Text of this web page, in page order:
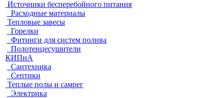
Источники бесперебойного питания
Расходные материалы
Тепловые завесы
Горелки
Фитинги для систем полива
Полотенцесушители
КИПиА
Сантехника
Септики
Теплые полы и самрег
Электрика